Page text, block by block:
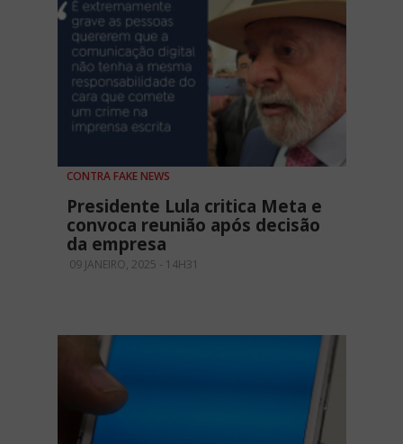
CONTRA FAKE NEWS
Presidente Lula critica Meta e
convoca reunião após decisão
da empresa
09 JANEIRO, 2025 - 14H31